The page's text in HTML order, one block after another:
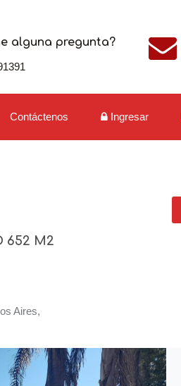
alguna pregunta?
Contáctenos Ingresar
652 M2
Aires,